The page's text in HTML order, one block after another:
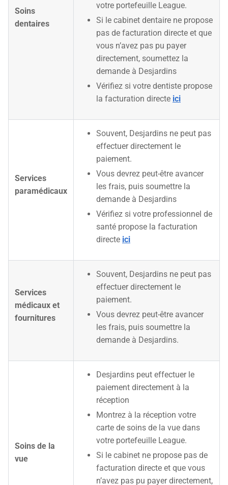
Soins
dentaires
votre portefeuille League.
Si le cabinet dentaire ne propose
pas de facturation directe et que
vous n’avez pas pu payer
directement, soumettez la
demande à Desjardins
Vérifiez si votre dentiste propose
la facturation directe ici
Services
paramédicaux
Souvent, Desjardins ne peut pas
effectuer directement le
paiement.
Vous devrez peut-être avancer
les frais, puis soumettre la
demande à Desjardins
Vérifiez si votre professionnel de
santé propose la facturation
directe ici
Services
médicaux et
fournitures
Souvent, Desjardins ne peut pas
effectuer directement le
paiement.
Vous devrez peut-être avancer
les frais, puis soumettre la
demande à Desjardins.
Soins de la
vue
Desjardins peut effectuer le
paiement directement à la
réception
Montrez à la réception votre
carte de soins de la vue dans
votre portefeuille League.
Si le cabinet ne propose pas de
facturation directe et que vous
n’avez pas pu payer directement,